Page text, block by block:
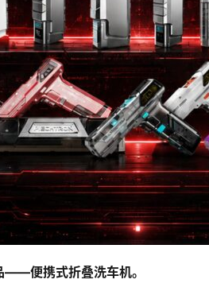
——便携式折叠洗车机。